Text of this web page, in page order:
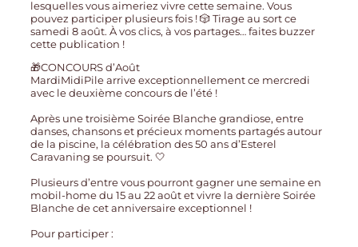
🎁CONCOURS d’Août
MardiMidiPile arrive exceptionnellement ce mercredi
avec le deuxième concours de l’été !
Après une troisième Soirée Blanche grandiose, entre
danses, chansons et précieux moments partagés autour
de la piscine, la célébration des 50 ans d’Esterel
Caravaning se poursuit. 🤍
Plusieurs d’entre vous pourront gagner une semaine en
mobil-home du 15 au 22 août et vivre la dernière Soirée
Blanche de cet anniversaire exceptionnel !
Pour participer :